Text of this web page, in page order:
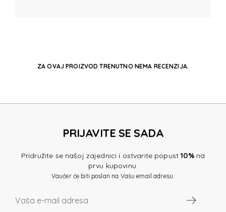
ZA OVAJ PROIZVOD TRENUTNO NEMA RECENZIJA.
PRIJAVITE SE SADA
Pridružite se našoj zajednici i ostvarite popust10%na
prvu kupovinu.
Vaučer će biti poslan na Vašu email adresu.